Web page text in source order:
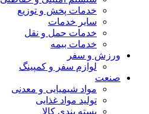
خدمات پخش و توزیع
سایر خدمات
خدمات حمل و نقل
خدمات بیمه
ورزش و سفر
لوازم سفر و کمپینگ
صنعت
مواد شیمیایی و معدنی
تولید مواد غذایی
بسته بندی کالا